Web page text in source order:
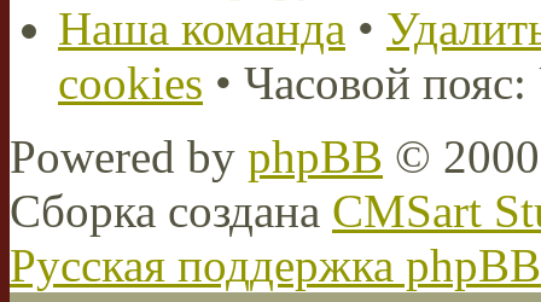
Наша команда •
cookies • Часовой
Powered by phpBB ©
Сборка создана CMSart
Русская поддержка phpBB